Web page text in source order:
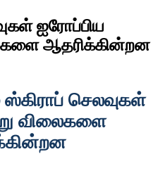
ஐரோப்பிய
ஆதரிக்கின்றன
ஸ்கிராப் செலவுகள்
விலைகளை